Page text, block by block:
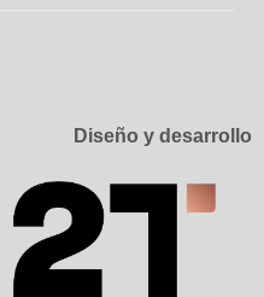
Diseño y desarrollo